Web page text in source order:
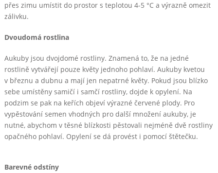
přes zimu umístit do prostor s teplotou 4-5 °C a výrazně omezit
zálivku.
Dvoudomá rostlina
Aukuby jsou dvojdomé rostliny. Znamená to, že na jedné
rostlině vytvářejí pouze květy jednoho pohlaví. Aukuby kvetou
v březnu a dubnu a mají jen nepatrné květy. Pokud jsou blízko
sebe umístěny samičí i samčí rostliny, dojde k opylení. Na
podzim se pak na keřích objeví výrazné červené plody. Pro
vypěstování semen vhodných pro další množení aukuby, je
nutné, abychom v těsné blízkosti pěstovali nejméně dvě rostliny
opačného pohlaví. Opylení se dá provést i pomocí štětečku.
Barevné odstíny